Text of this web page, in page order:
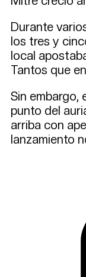
Durante
los tres y
local
Tantos que
Sin embargo,
punto del
arriba con
lanzamiento